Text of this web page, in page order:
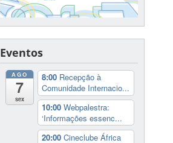
Eventos
AGO
7
sex
8:00 Recepção à
Comunidade Internacio...
10:00 Webpalestra:
‘Informações essenc...
20:00 Cineclube África